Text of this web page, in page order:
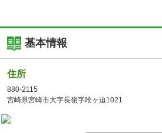
基本情報
住所
880-2115
宮崎県宮崎市大字長嶺字唯ヶ迫1021